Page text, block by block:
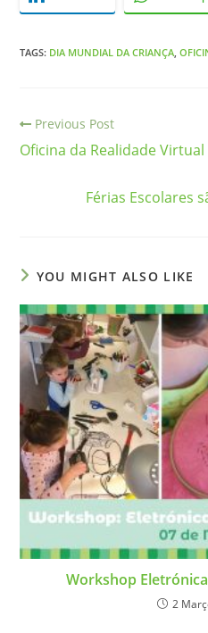
TAGS: DIA MUNDIAL DA CRIANÇA,
Previous Post
Oficina da Realidade Virtual
Férias Escolares
YOU MIGHT ALSO LIKE
Workshop
2